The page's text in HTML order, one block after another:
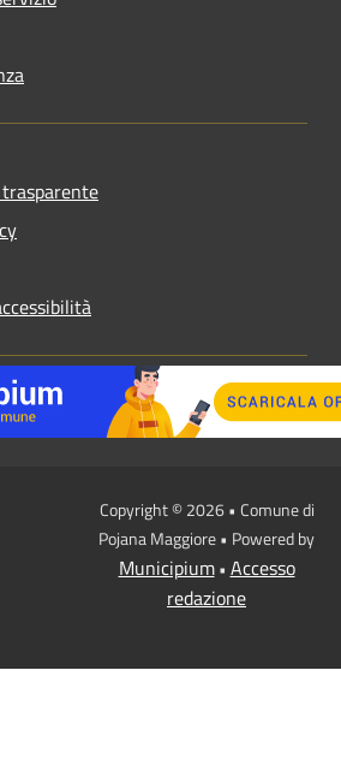
Copyright © 2026 • Comune di
Pojana Maggiore • Powered by
Municipium• Accesso
redazione